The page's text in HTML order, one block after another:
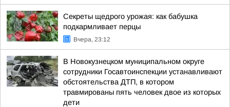
Секреты щедрого урожая: как бабушка
подкармливает перцы
Вчера, 23:12
В Новокузнецком муниципальном округе
сотрудники Госавтоинспекции устанавливают
обстоятельства ДТП, в котором
травмированы пять человек двое из которых
дети